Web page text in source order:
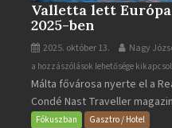
Valletta lett
2025-ben
2025. október 13. Nagy
Valletta
lett
Európa
legjobb
a hozzászólások lehetősége
Málta fővárosa nyerte el a
Condé Nast Traveller
Fókuszban Gasztro / Hotel